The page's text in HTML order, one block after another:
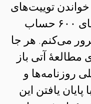
توییت‌های
شبِ گذشته می‌کنم و پست‌های ۶۰۰ حساب
می‌کنم. هر جا
مطالعهٔ آتی باز
روزنامه‌ها و
یافتن این